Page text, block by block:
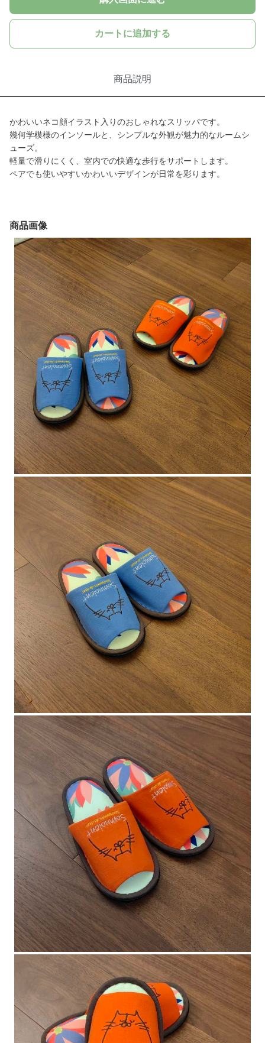
カートに追加する
商品説明
かわいいネコ顔イラスト入りのおしゃれなスリッパです。
幾何学模様のインソールと、シンプルな外観が魅力的なルームシ
ューズ。
軽量で滑りにくく、室内での快適な歩行をサポートします。
ペアでも使いやすいかわいいデザインが日常を彩ります。
商品画像